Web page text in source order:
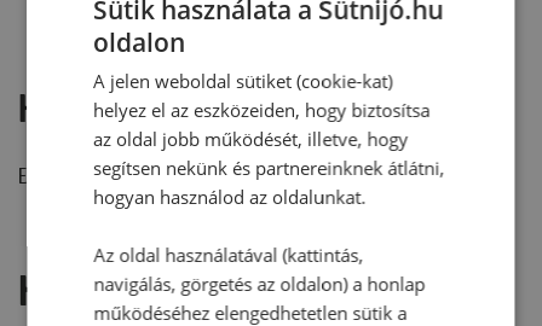
Hozzászólások
Ehhez a recepthez még nem érkezett hozzászólás.
Hozzászólás írása
Sütik használata a Sütnijó.hu
oldalon
A jelen weboldal sütiket (cookie-kat)
helyez el az eszközeiden, hogy biztosítsa
az oldal jobb működését, illetve, hogy
segítsen nekünk és partnereinknek átlátni,
hogyan használod az oldalunkat.
Az oldal használatával (kattintás,
navigálás, görgetés az oldalon) a honlap
működéséhez elengedhetetlen sütik a